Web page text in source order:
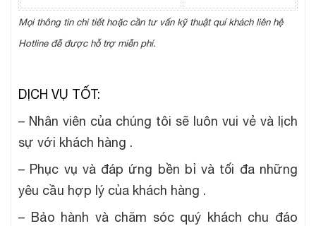
Mọi thông tin chi tiết hoặc cần tư vấn kỹ thuật quí khách liên hệ
Hotline đễ được hỗ trợ miễn phí.
DỊCH VỤ TỐT:
– Nhân viên của chúng tôi sẽ luôn vui vẻ và lịch
sự với khách hàng .
– Phục vụ và đáp ứng bền bỉ và tối đa những
yêu cầu hợp lý của khách hàng .
– Bảo hành và chăm sóc quý khách chu đáo